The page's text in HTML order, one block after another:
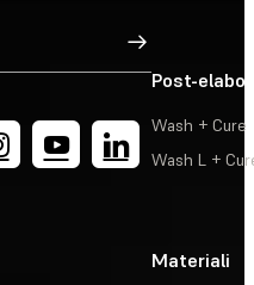
Registrati
Post-
Wash + Cure
Wash L +
Materiali